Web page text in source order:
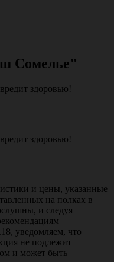
Сомелье"
здоровью!
здоровью!
и цены, указанные
на полках в
и следуя
уведомляем, что
не подлежит
и может быть